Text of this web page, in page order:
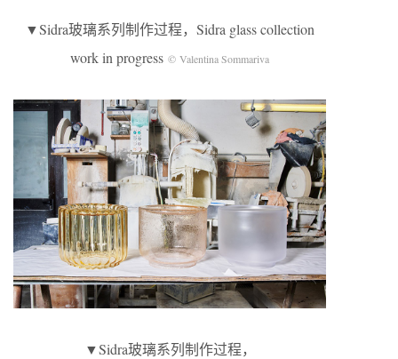
▼Sidra玻璃系列制作过程，Sidra glass collection
work in progress © Valentina Sommariva
▼Sidra玻璃系列制作过程，